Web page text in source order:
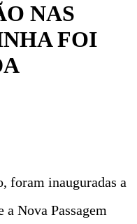
NAS
FOI
foram inauguradas a
Nova Passagem